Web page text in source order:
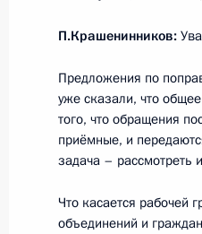
26
25
П.Крашенинников:
Предложения по
уже сказали, что
того, что обращения
приёмные, и
задача – рассмотреть
Что касается рабочей
объединений и